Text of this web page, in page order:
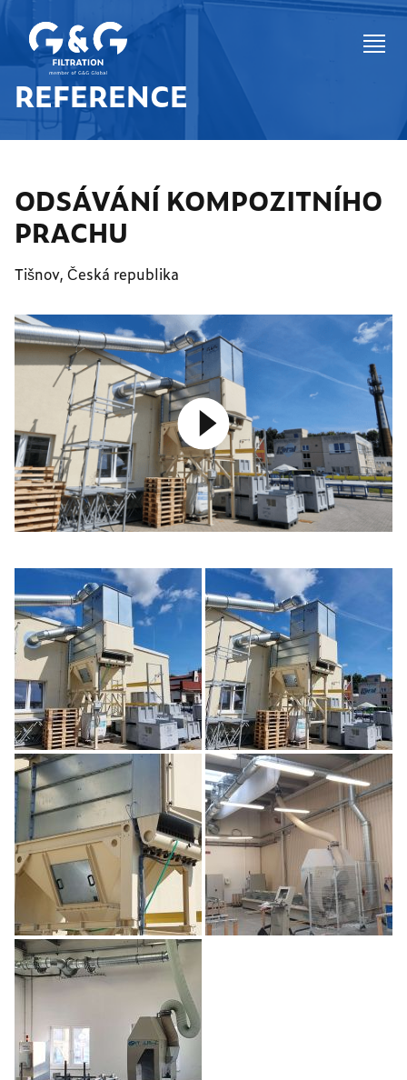
REFERENCE
ODSÁVÁNÍ KOMPOZITNÍHO
PRACHU
Tišnov, Česká republika